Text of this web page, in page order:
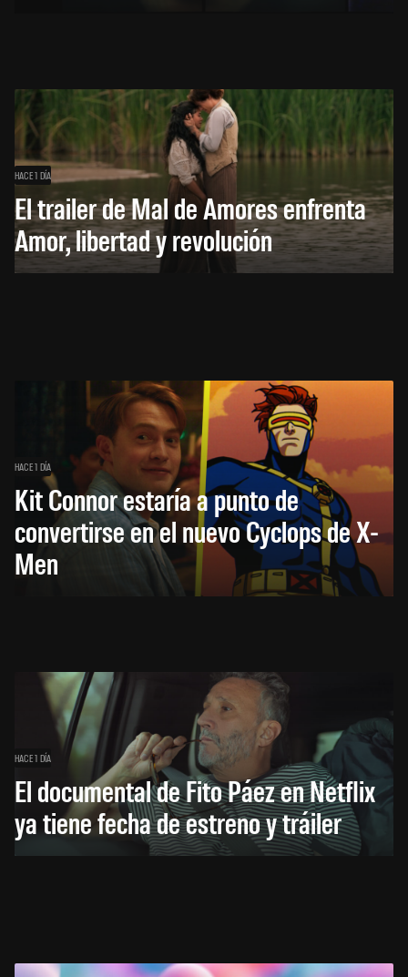
HACE 1 DÍA
El trailer de Mal de Amores enfrenta
Amor, libertad y revolución
HACE 1 DÍA
Kit Connor estaría a punto de
convertirse en el nuevo Cyclops de X-
Men
HACE 1 DÍA
El documental de Fito Páez en Netflix
ya tiene fecha de estreno y tráiler